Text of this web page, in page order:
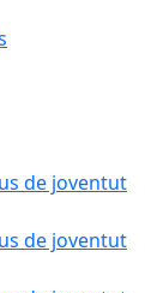
de joventut
de joventut